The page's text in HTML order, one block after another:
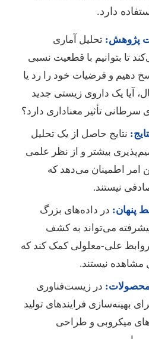
دارد.
پژوهش: تحلیل آماری
تا بتوانیم با قطعیت نسبی
دهیم و فرضیات خود را رد یا
آیا یک داروی زیستی جدید
تأثیر معناداری دارد؟
نتایج حاصل از یک تحلیل
بیشتر و از نظر علمی
امر اطمینان می‌دهد که
نیستند.
پنهان: در داده‌های بزرگ
می‌تواند به کشف
روابط علی-معلولی کمک کند که
نیستند.
محصولات: در زیست‌فناوری
بهینه‌سازی فرایندهای تولید
میکروبی و طراحی